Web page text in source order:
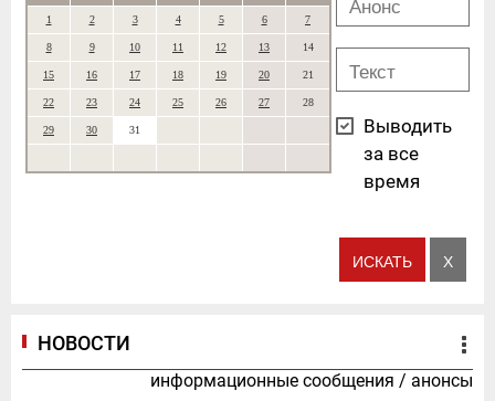
1 2 3 4 5 6 7
8 9 10 11 12 13 14
15 16 17 18 19 20 21
22 23 24 25 26 27 28
29 30 31
Выводить
за все
время
НОВОСТИ
информационные сообщения / анонсы